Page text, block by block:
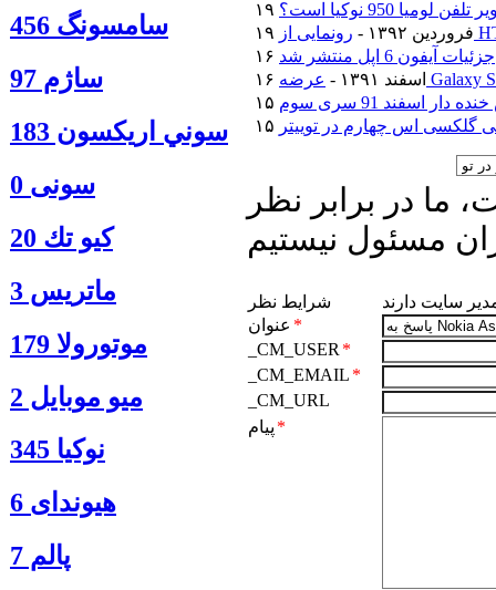
سامسونگ 456
ساژم 97
سوني اريكسون 183
سونی 0
كيو تك 20
ماتريس 3
موتورولا 179
ميو موبايل 2
نوكيا 345
هیوندای 6
پالم 7
لومیا 950 نوکیا است؟
۱۹ فروردین ۱۳۹۲ -
جزئیات آیفون 6 اپل منتشر شد
۱۶ اسفند ۱۳۹۱ -
اسفند 91 سری سوم
اس چهارم در توییتر
در برابر نظر
مسئول نیستیم
شرایط نظر
سایت دارند
عنوان *
_CM_USER *
_CM_EMAIL *
_CM_URL
پیام *